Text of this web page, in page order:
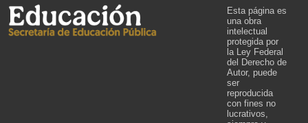
Esta página es
una obra
intelectual
protegida por
la Ley Federal
del Derecho de
Autor, puede
ser
reproducida
con fines no
lucrativos,